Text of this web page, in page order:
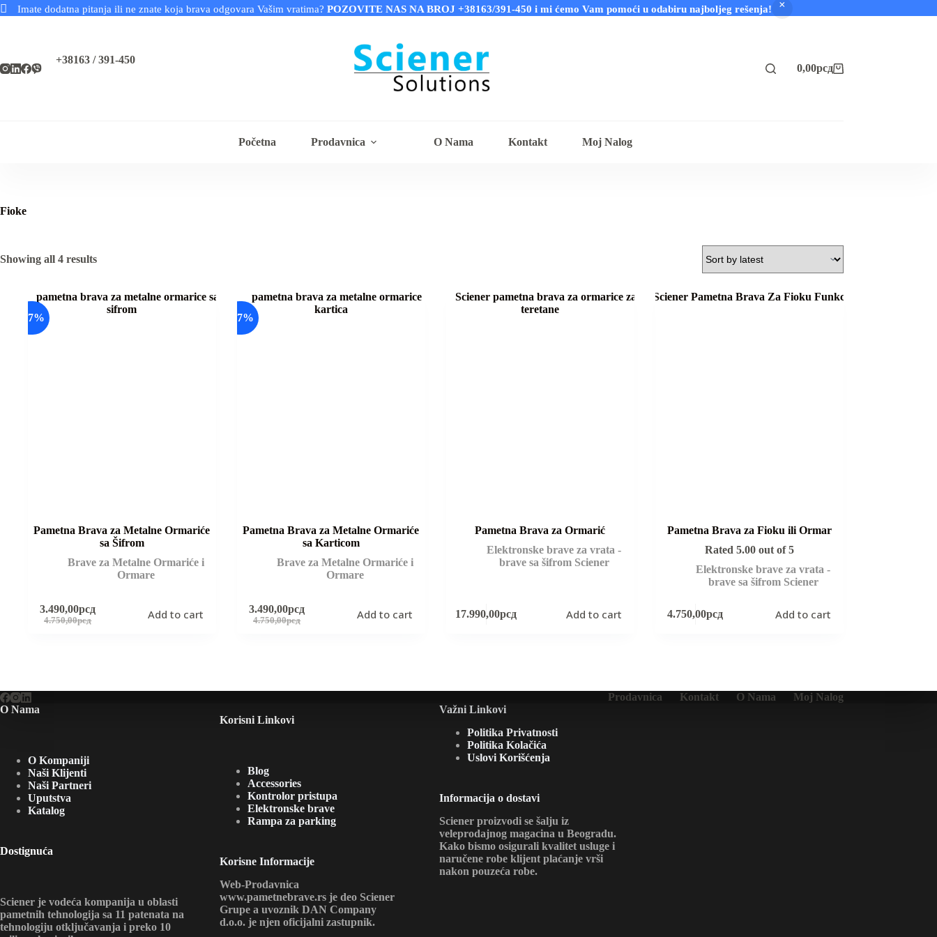
Imate dodatna pitanja ili ne znate koja brava odgovara Vašim vratima? POZOVITE NAS NA BROJ +38163/391-450 i mi ćemo Vam pomoći u odabiru najboljeg rešenja!
+38163 / 391-450
Shopping
0,00рсд
Početna Prodavnica O Nama Kontakt Moj Nalog
Fioke
Showing all 4 resultsSorted
-27%
Pametna Brava za Metalne Ormariće
sa Šifrom
Brave za Metalne Ormariće i
Ormare
4.750,00рсд
Original
3.490,00рсд
Current
Add to cart
-27%
Pametna Brava za Metalne Ormariće
sa Karticom
Brave za Metalne Ormariće i
Ormare
4.750,00рсд
Original
3.490,00рсд
Current
Add to cart
Pametna Brava za Ormarić
Elektronske brave za vrata -
brave sa šifrom Sciener
17.990,00рсд Add to cart
Pametna Brava za Fioku ili Ormar
Rated 5.00out of 5
Elektronske brave za vrata -
brave sa šifrom Sciener
4.750,00рсд Add to cart
Prodavnica Kontakt O Nama
Moj Nalog
O Nama
O Kompaniji
Naši Klijenti
Naši Partneri
Uputstva
Katalog
Dostignuća
Sciener je vodeća kompanija u oblasti
pametnih tehnologija sa 11 patenata na
tehnologiju otključavanja i preko 10
Korisni Linkovi
Blog
Accessories
Kontrolor pristupa
Elektronske brave
Rampa za parking
Korisne Informacije
Web-Prodavnica
www.pametnebrave.rs je deo Sciener
Grupe a uvoznik DAN Company
d.o.o. je njen oficijalni zastupnik.
Važni Linkovi
Politika Privatnosti
Politika Kolačića
Uslovi Korišćenja
Informacija o dostavi
Sciener proizvodi se šalju iz
veleprodajnog magacina u Beogradu.
Kako bismo osigurali kvalitet usluge i
naručene robe klijent plaćanje vrši
nakon pouzeća robe.